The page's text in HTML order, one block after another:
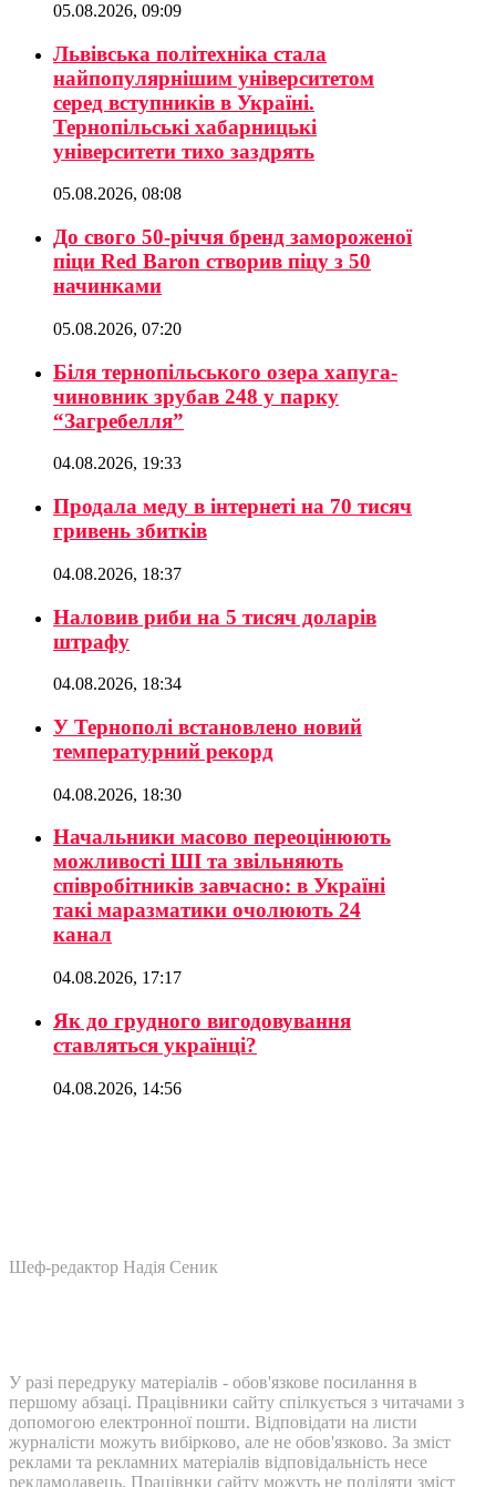
05.08.2026, 09:09
Львівська політехніка стала
найпопулярнішим університетом
серед вступників в Україні.
Тернопільські хабарницькі
університети тихо заздрять
05.08.2026, 08:08
До свого 50-річчя бренд замороженої
піци Red Baron створив піцу з 50
начинками
05.08.2026, 07:20
Біля тернопільського озера хапуга-
чиновник зрубав 248 у парку
“Загребелля”
04.08.2026, 19:33
Продала меду в інтернеті на 70 тисяч
гривень збитків
04.08.2026, 18:37
Наловив риби на 5 тисяч доларів
штрафу
04.08.2026, 18:34
У Тернополі встановлено новий
температурний рекорд
04.08.2026, 18:30
Начальники масово переоцінюють
можливості ШІ та звільняють
співробітників завчасно: в Україні
такі маразматики очолюють 24
канал
04.08.2026, 17:17
Як до грудного вигодовування
ставляться українці?
04.08.2026, 14:56
Шеф-редактор Надія Сеник
У разі передруку матеріалів - обов'язкове посилання в
першому абзаці. Працівники сайту спілкується з читачами з
допомогою електронної пошти. Відповідати на листи
журналісти можуть вибірково, але не обов'язково. За зміст
реклами та рекламних матеріалів відповідальність несе
рекламодавець. Працівнки сайту можуть не поділяти зміст